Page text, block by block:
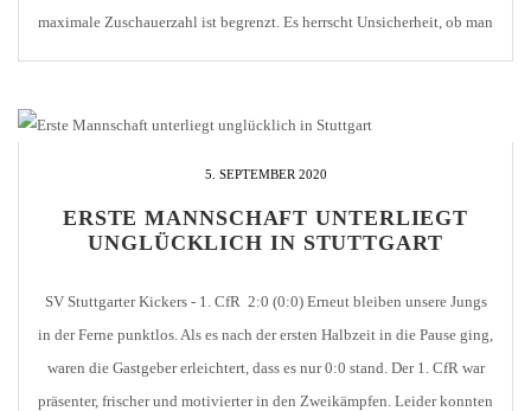
maximale Zuschauerzahl ist begrenzt. Es herrscht Unsicherheit, ob man
5. SEPTEMBER 2020
ERSTE MANNSCHAFT UNTERLIEGT
UNGLÜCKLICH IN STUTTGART
SV Stuttgarter Kickers - 1. CfR 2:0 (0:0) Erneut bleiben unsere Jungs
in der Ferne punktlos. Als es nach der ersten Halbzeit in die Pause ging,
waren die Gastgeber erleichtert, dass es nur 0:0 stand. Der 1. CfR war
präsenter, frischer und motivierter in den Zweikämpfen. Leider konnten